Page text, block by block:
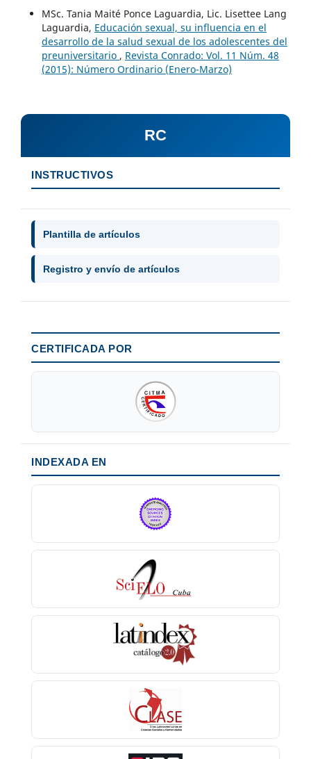
MSc. Tania Maité Ponce Laguardia, Lic. Lisettee Lang
Laguardia, Educación sexual, su influencia en el
desarrollo de la salud sexual de los adolescentes del
preuniversitario , Revista Conrado: Vol. 11 Núm. 48
(2015): Número Ordinario (Enero-Marzo)
RC
INSTRUCTIVOS
Plantilla de artículos
Registro y envío de artículos
CERTIFICADA POR
INDEXADA EN